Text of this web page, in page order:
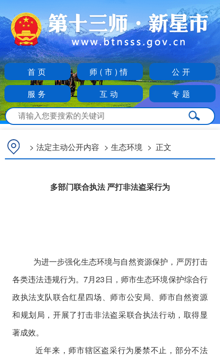
首页 师(市)情
公开
服务
互动 专题
> 法定主动公开内容 > 生态环境 > 正文
多部门联合执法 严打非法盗采行为
为进一步强化生态环境与自然资源保护，严厉打击
各类违法违规行为。7月23日，师市生态环境保护综合行
政执法支队联合红星四场、师市公安局、师市自然资源
和规划局，开展了打击非法盗采联合执法行动， 取得显
著成效。
近年来 ， 师市辖区盗采行为屡禁不止，部分不法